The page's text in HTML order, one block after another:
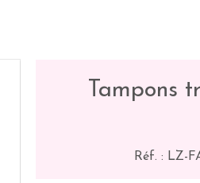
Tampons
Réf. : LZ-